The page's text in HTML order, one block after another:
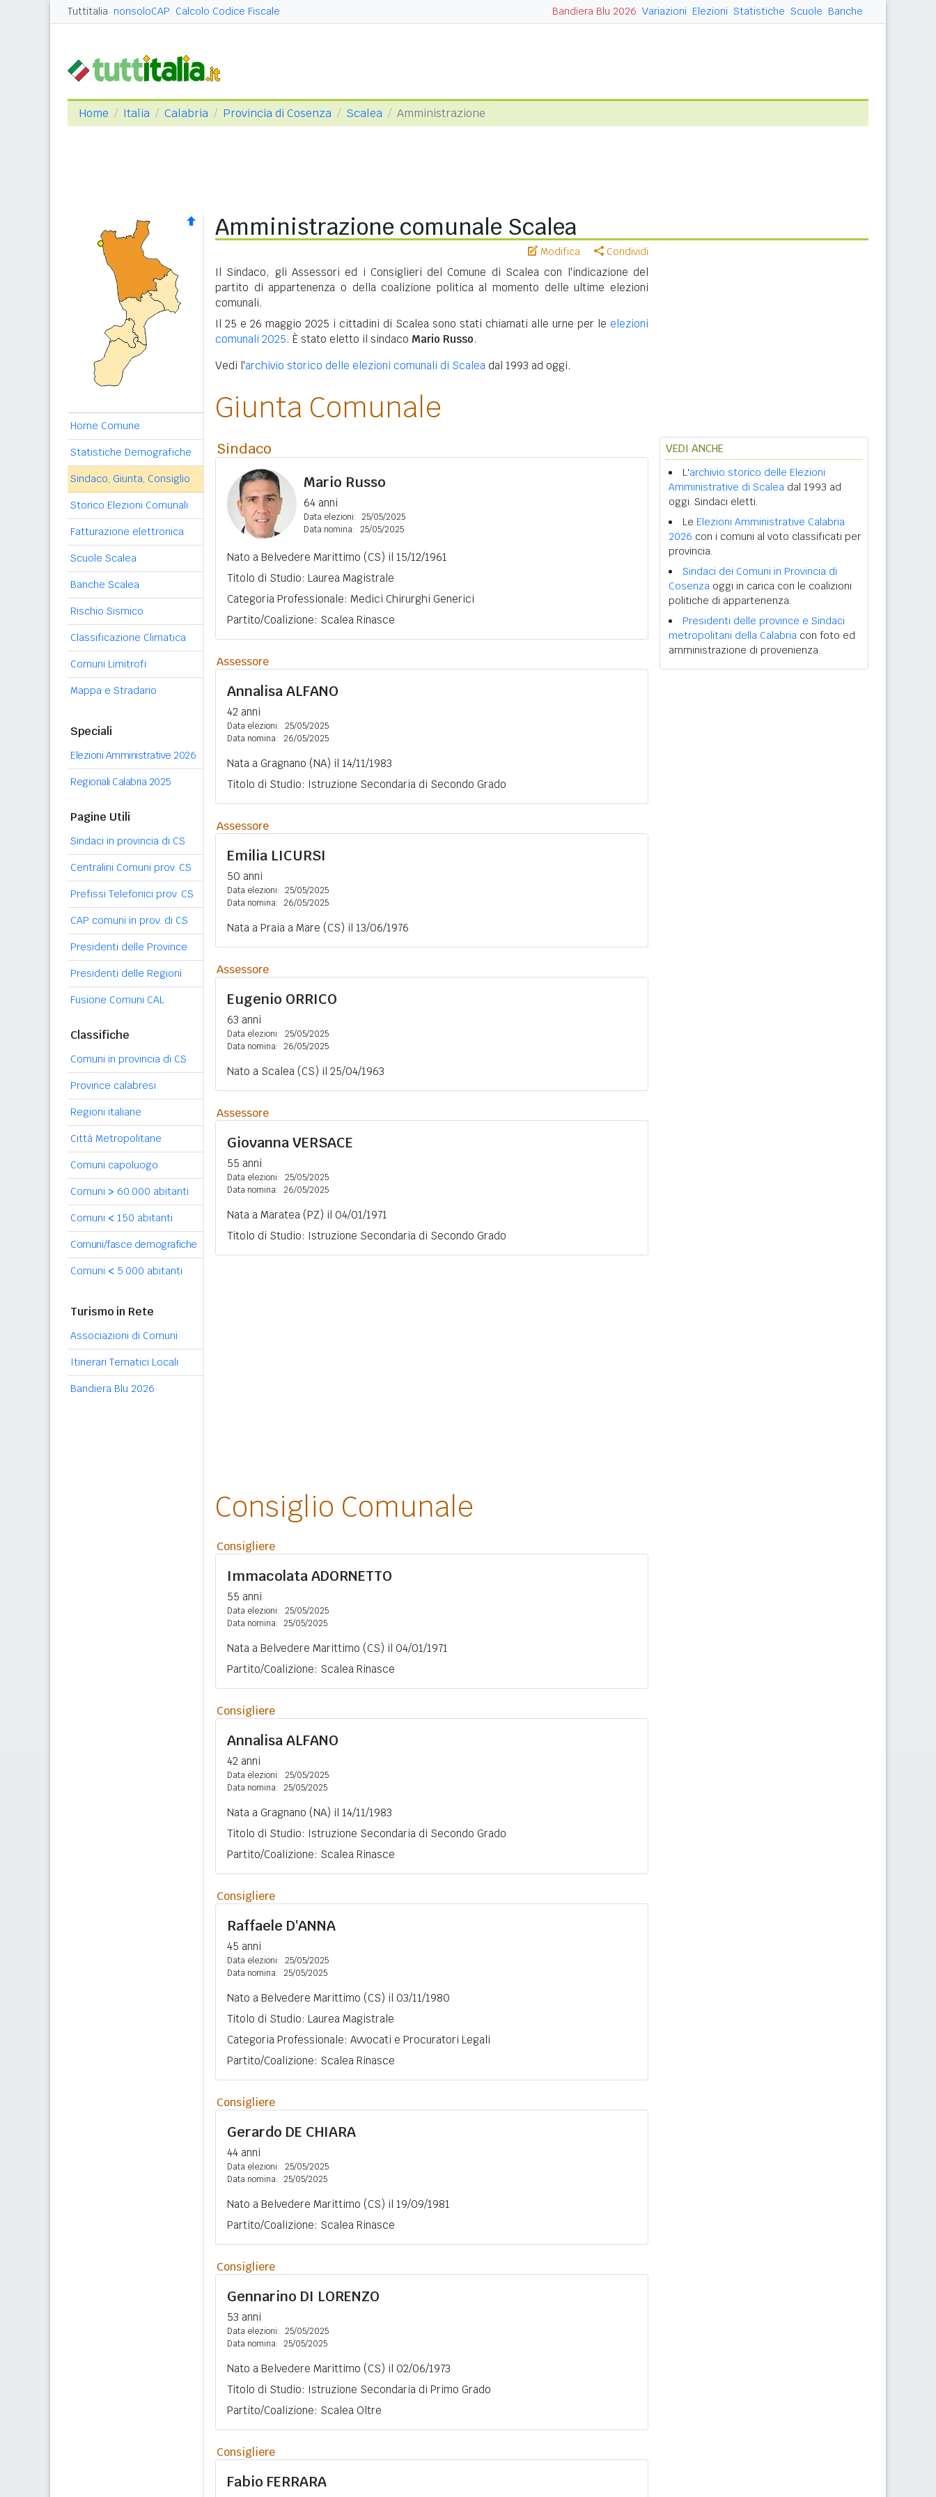
Tuttitalia nonsoloCAP Calcolo Codice Fiscale Bandiera Blu 2026 Variazioni Elezioni Statistiche Scuole Banche
Home Italia Calabria Provincia di Cosenza Scalea Amministrazione
Home Comune
Statistiche Demografiche
Sindaco, Giunta, Consiglio
Storico Elezioni Comunali
Fatturazione elettronica
Scuole Scalea
Banche Scalea
Rischio Sismico
Classificazione Climatica
Comuni Limitrofi
Mappa e Stradario
Speciali
Elezioni Amministrative 2026
Regionali Calabria 2025
Pagine Utili
Sindaci in provincia di CS
Centralini Comuni prov. CS
Prefissi Telefonici prov. CS
CAP comuni in prov. di CS
Presidenti delle Province
Presidenti delle Regioni
Fusione Comuni CAL
Classifiche
Comuni in provincia di CS
Province calabresi
Regioni italiane
Città Metropolitane
Comuni capoluogo
Comuni > 60.000 abitanti
Comuni < 150 abitanti
Comuni/fasce demografiche
Comuni < 5.000 abitanti
Turismo in Rete
Associazioni di Comuni
Itinerari Tematici Locali
Bandiera Blu 2026
Amministrazione comunale Scalea
Modifica Condividi
Il Sindaco, gli Assessori ed i Consiglieri del Comune di Scalea con l'indicazione del
partito di appartenenza o della coalizione politica al momento delle ultime elezioni
comunali.
Il 25 e 26 maggio 2025 i cittadini di Scalea sono stati chiamati alle urne per le elezioni
comunali 2025. È stato eletto il sindaco Mario Russo.
Vedi l'archivio storico delle elezioni comunali di Scalea dal 1993 ad oggi.
Giunta Comunale
Sindaco
Mario Russo
64 anni
Data elezioni: 25/05/2025
Data nomina: 25/05/2025
Nato a Belvedere Marittimo (CS) il 15/12/1961
Titolo di Studio: Laurea Magistrale
Categoria Professionale: Medici Chirurghi Generici
Partito/Coalizione: Scalea Rinasce
Assessore
AnnalisaALFANO
42 anni
Data elezioni: 25/05/2025
Data nomina: 26/05/2025
Nata a Gragnano (NA) il 14/11/1983
Titolo di Studio: Istruzione Secondaria di Secondo Grado
Assessore
Emilia LICURSI
50 anni
Data elezioni: 25/05/2025
Data nomina: 26/05/2025
Nata a Praia a Mare (CS) il 13/06/1976
Assessore
Eugenio ORRICO
63 anni
Data elezioni: 25/05/2025
Data nomina: 26/05/2025
Nato a Scalea (CS) il 25/04/1963
Assessore
GiovannaVERSACE
55 anni
Data elezioni: 25/05/2025
Data nomina: 26/05/2025
Nata a Maratea (PZ) il 04/01/1971
Titolo di Studio: Istruzione Secondaria di Secondo Grado
Consiglio Comunale
Consigliere
ImmacolataADORNETTO
55 anni
Data elezioni: 25/05/2025
Data nomina: 25/05/2025
Nata a Belvedere Marittimo (CS) il 04/01/1971
Partito/Coalizione: Scalea Rinasce
Consigliere
AnnalisaALFANO
42 anni
Data elezioni: 25/05/2025
Data nomina: 25/05/2025
Nata a Gragnano (NA) il 14/11/1983
Titolo di Studio: Istruzione Secondaria di Secondo Grado
Partito/Coalizione: Scalea Rinasce
Consigliere
Raffaele D'ANNA
45 anni
Data elezioni: 25/05/2025
Data nomina: 25/05/2025
Nato a Belvedere Marittimo (CS) il 03/11/1980
Titolo di Studio: Laurea Magistrale
Categoria Professionale: Avvocati e Procuratori Legali
Partito/Coalizione: Scalea Rinasce
Consigliere
Gerardo DE CHIARA
44 anni
Data elezioni: 25/05/2025
Data nomina: 25/05/2025
Nato a Belvedere Marittimo (CS) il 19/09/1981
Partito/Coalizione: Scalea Rinasce
Consigliere
Gennarino DI LORENZO
53 anni
Data elezioni: 25/05/2025
Data nomina: 25/05/2025
Nato a Belvedere Marittimo (CS) il 02/06/1973
Titolo di Studio: Istruzione Secondaria di Primo Grado
Partito/Coalizione: Scalea Oltre
Consigliere
Fabio FERRARA
VEDI ANCHE
L'archivio storico delle Elezioni
Amministrative di Scalea dal 1993 ad
oggi. Sindaci eletti.
Le Elezioni Amministrative Calabria
2026 con i comuni al voto classificati per
provincia.
Sindaci dei Comuni in Provincia di
Cosenza oggi in carica con le coalizioni
politiche di appartenenza.
Presidenti delle province e Sindaci
metropolitani della Calabria con foto ed
amministrazione di provenienza.